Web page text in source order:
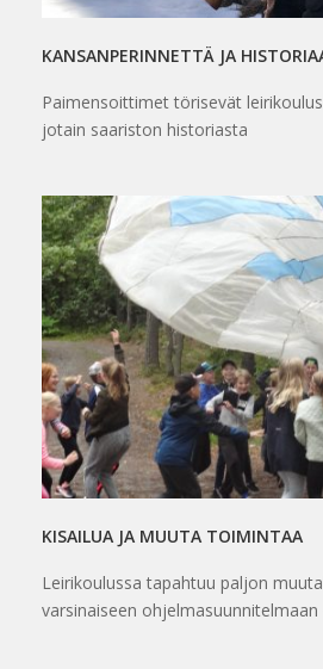
KANSANPERINNETTÄ JA
Paimensoittimet törisevät
jotain saariston historiasta
KISAILUA JA MUUTA TOIMINTAA
Leirikoulussa tapahtuu paljon
varsinaiseen